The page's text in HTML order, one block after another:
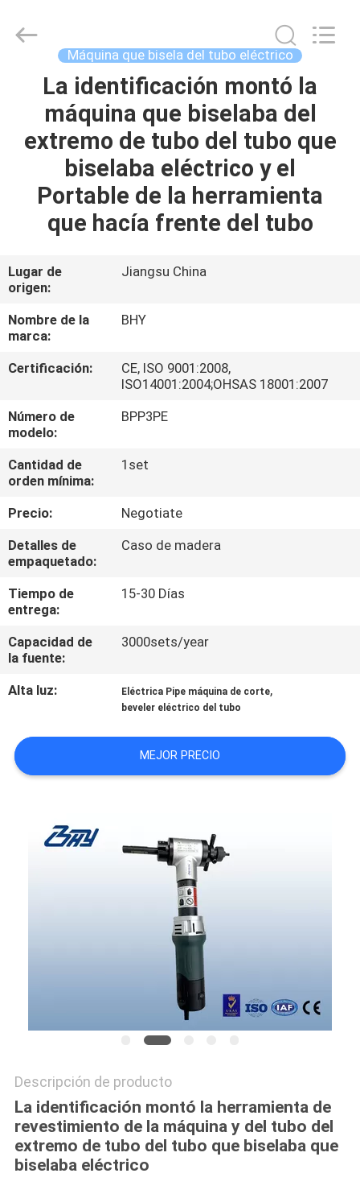
HOGAR
PRODUCTOS
SOBRE
NOSOTROS
VIAJE
DE
LA
FÁBRICA
DE
CALIDAD
MAPA
DEL
SITIO
POLÍTICAS
DE
PRIVACIDAD
Bohyar
Engineering
Technology(Suzhou)Co.,Máquina que bisela del tubo eléctrico
La identificación montó la
máquina que biselaba del
extremo de tubo del tubo que
biselaba eléctrico y el
Portable de la herramienta
que hacía frente del tubo
Lugar de
origen:
Jiangsu China
Nombre de la
marca:
BHY
Certificación:
CE, ISO 9001:2008,
ISO14001:2004;OHSAS 18001:2007
Número de
modelo:
BPP3PE
Cantidad de
orden mínima:
1set
Precio:
Negotiate
Detalles de
empaquetado:
Caso de madera
Tiempo de
entrega:
15-30 Días
Capacidad de
la fuente:
3000sets/year
Alta luz: Eléctrica Pipe máquina de corte,
beveler eléctrico del tubo
MEJOR PRECIO
Descripción de producto
La identificación montó la herramienta de
revestimiento de la máquina y del tubo del
extremo de tubo del tubo que biselaba que
biselaba eléctrico